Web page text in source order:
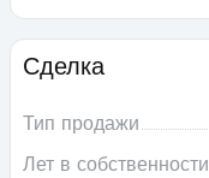
Сделка
Тип продажи
Лет в собственности